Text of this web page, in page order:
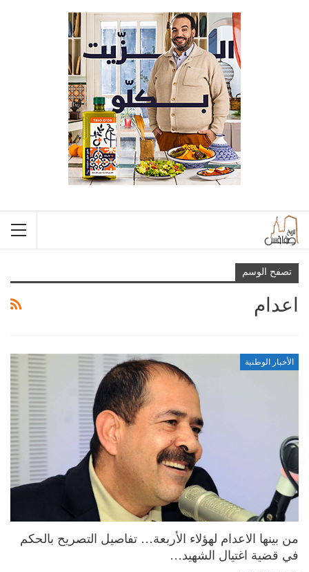
تصفح الوسم
اعدام
الأخبار الوطنية
من بينها الاعدام لهؤلاء الأربعة… تفاصيل التصريح بالحكم
في قضية اغتيال الشهيد…